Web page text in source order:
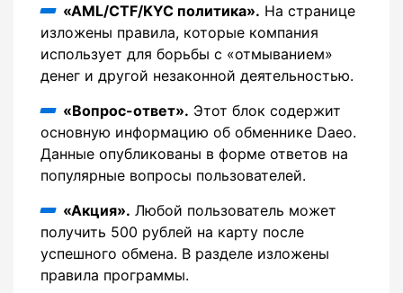
«AML/CTF/KYC политика». На странице
изложены правила, которые компания
использует для борьбы с «отмыванием»
денег и другой незаконной деятельностью.
«Вопрос-ответ». Этот блок содержит
основную информацию об обменнике Daeo.
Данные опубликованы в форме ответов на
популярные вопросы пользователей.
«Акция». Любой пользователь может
получить 500 рублей на карту после
успешного обмена. В разделе изложены
правила программы.